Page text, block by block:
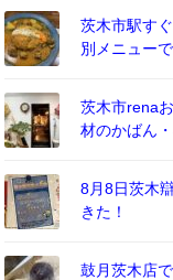
茨木市駅す
別メニュー
茨木市rena
材のかばん
8月8日茨木
きた！
鼓月茨木店